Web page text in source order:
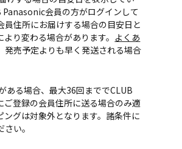
会員の方がログインして
住所にお届けする場合の目安日と
り変わる場合があります。 よくあ
発売予定よりも早く発送される場合
ある場合、最大36回まででCLUB
登録の会員住所に送る場合のみ適
グは対象外となります。諸条件に
い。